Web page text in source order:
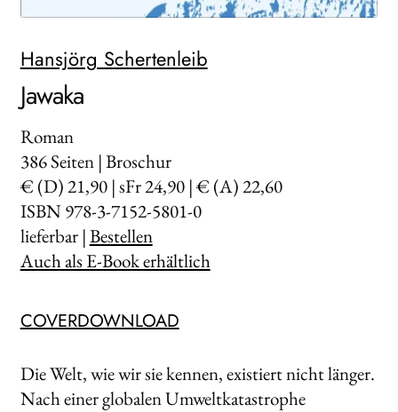
Hansjörg Schertenleib
Jawaka
Roman
386Seiten | Broschur
€ (D) 21,90 | sFr 24,90 | € (A) 22,60
ISBN 978-3-7152-5801-0
lieferbar |Bestellen
Auch als E-Book erhältlich
COVERDOWNLOAD
Die Welt, wie wir sie kennen, existiert nicht länger.
Nach einer globalen Umweltkatastrophe